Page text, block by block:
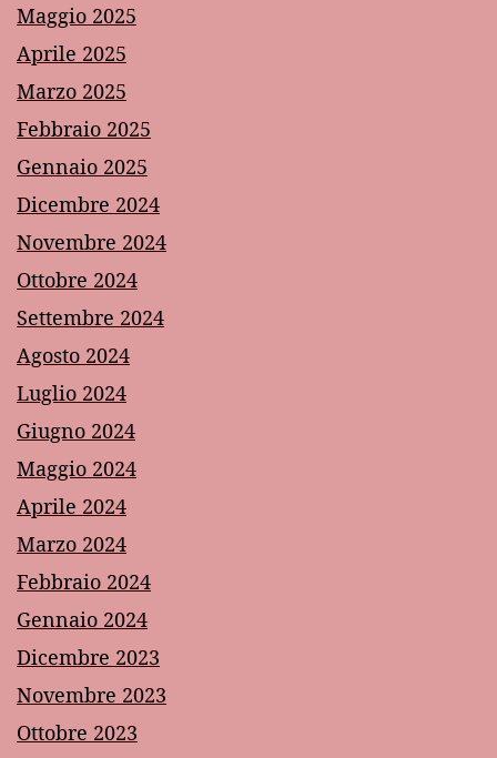
Maggio 2025
Aprile 2025
Marzo 2025
Febbraio 2025
Gennaio 2025
Dicembre 2024
Novembre 2024
Ottobre 2024
Settembre 2024
Agosto 2024
Luglio 2024
Giugno 2024
Maggio 2024
Aprile 2024
Marzo 2024
Febbraio 2024
Gennaio 2024
Dicembre 2023
Novembre 2023
Ottobre 2023